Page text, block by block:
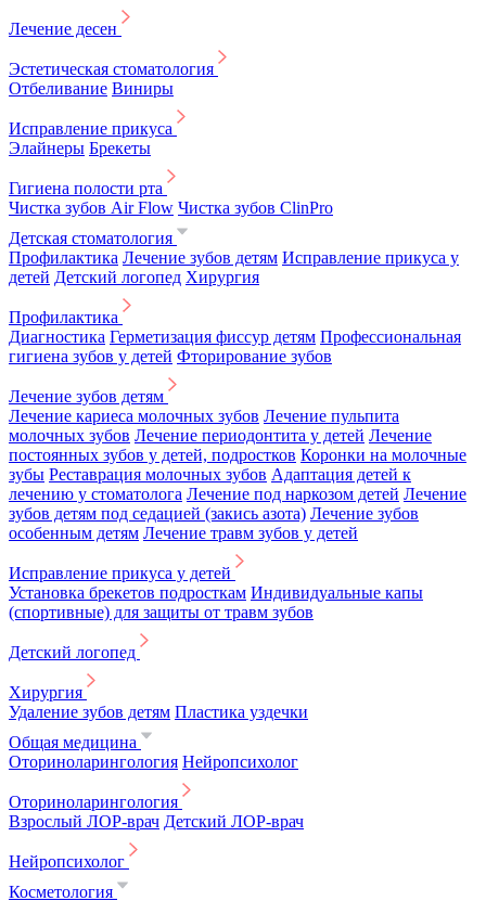
Лечение десен
Эстетическая стоматология
Отбеливание Виниры
Исправление прикуса
Элайнеры Брекеты
Гигиена полости рта
Чистка зубов Air Flow Чистка зубов ClinPro
Детская стоматология
Профилактика Лечение зубов детям Исправление прикуса у
детей Детский логопед Хирургия
Профилактика
Диагностика Герметизация фиссур детям Профессиональная
гигиена зубов у детей Фторирование зубов
Лечение зубов детям
Лечение кариеса молочных зубов Лечение пульпита
молочных зубов Лечение периодонтита у детей Лечение
постоянных зубов у детей, подростков Коронки на молочные
зубы Реставрация молочных зубов Адаптация детей к
лечению у стоматолога Лечение под наркозом детей Лечение
зубов детям под седацией (закись азота) Лечение зубов
особенным детям Лечение травм зубов у детей
Исправление прикуса у детей
Установка брекетов подросткам Индивидуальные капы
(спортивные) для защиты от травм зубов
Детский логопед
Хирургия
Удаление зубов детям Пластика уздечки
Общая медицина
Оториноларингология Нейропсихолог
Оториноларингология
Взрослый ЛОР-врач Детский ЛОР-врач
Нейропсихолог
Косметология